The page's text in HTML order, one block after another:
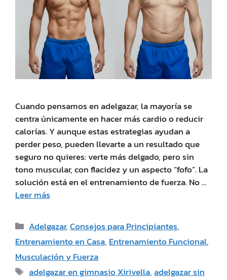
Cuando pensamos en adelgazar, la mayoría se
centra únicamente en hacer más cardio o reducir
calorías. Y aunque estas estrategias ayudan a
perder peso, pueden llevarte a un resultado que
seguro no quieres: verte más delgado, pero sin
tono muscular, con flacidez y un aspecto “fofo”. La
solución está en el entrenamiento de fuerza. No …
Leer más
Adelgazar,Consejos para Principiantes,
Entrenamiento en Casa,Entrenamiento Funcional,
Musculación y Fuerza
adelgazar en gimnasio Xirivella,adelgazar sin